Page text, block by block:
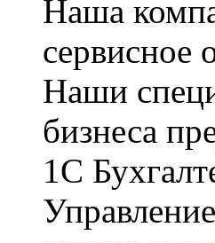
Наша
сервисное
Наши
бизнеса
1С